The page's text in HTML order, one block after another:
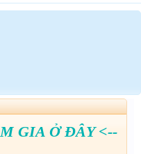
GIA Ở ĐÂY <--